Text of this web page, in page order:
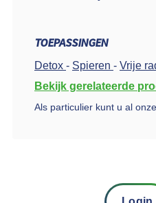
TOEPASSINGEN
Detox - Spieren - Vrije
Bekijk gerelateerde
Als particulier kunt u al